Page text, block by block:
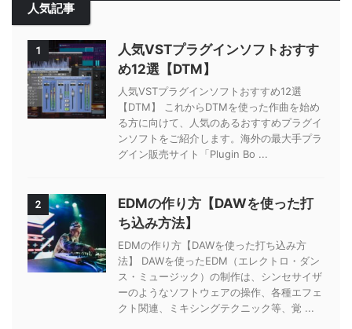
人気記事
1
人気VSTプラグインソフトおすす
め12選【DTM】
人気VSTプラグインソフトおすすめ12選
【DTM】 これからDTMを使った作曲を始め
る方に向けて、人気のあるおすすめプラグイ
ンソフトをご紹介します。海外の最大手プラ
グイン販売サイト「Plugin Bo ...
2
EDMの作り方【DAWを使った打
ち込み方法】
EDMの作り方【DAWを使った打ち込み方
法】 DAWを使ったEDM（エレクトロ・ダン
ス・ミュージック）の制作は、シンセサイザ
ーのようなソフトウェアの操作、各種エフェ
クト関連、ミキシングテクニック等、覚 ...